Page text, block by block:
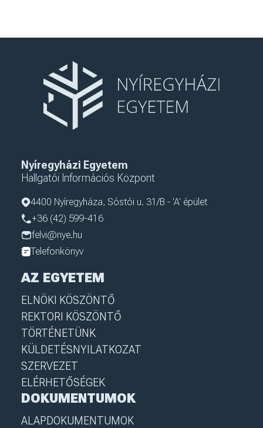
Nyíregyházi Egyetem
Hallgatói Információs Központ
4400 Nyíregyháza, Sóstói u. 31/B - 'A' épület
+36 (42) 599-416
felvi@nye.hu
Telefonkönyv
AZ EGYETEM
ELNÖKI KÖSZÖNTŐ
REKTORI KÖSZÖNTŐ
TÖRTÉNETÜNK
KÜLDETÉSNYILATKOZAT
SZERVEZET
ELÉRHETŐSÉGEK
DOKUMENTUMOK
ALAPDOKUMENTUMOK